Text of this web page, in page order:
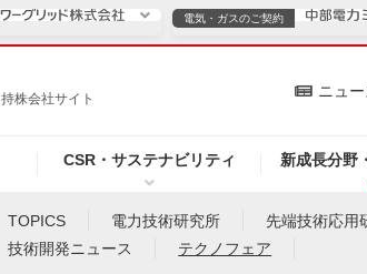
持株会社サイト
CSR・サステナビリティ 新成長分野
ニュー
電気・ガスのご契約
電気・ガスのご契約
TOPICS 電力技術研究所 先端技術応用
技術開発ニュース
テクノフェア